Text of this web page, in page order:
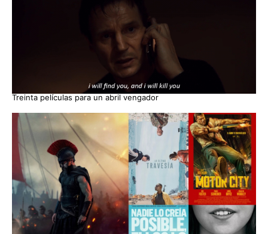
Treinta películas para un abril vengador